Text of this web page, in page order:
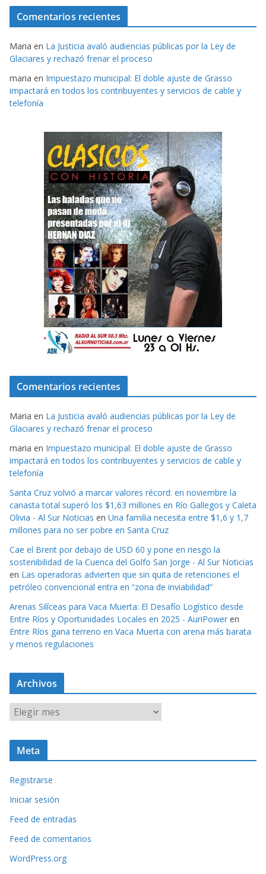
Comentarios recientes
Maria en La Justicia avaló audiencias públicas por la Ley de
Glaciares y rechazó frenar el proceso
maria en Impuestazo municipal: El doble ajuste de Grasso
impactará en todos los contribuyentes y servicios de cable y
telefonía
Comentarios recientes
Maria en La Justicia avaló audiencias públicas por la Ley de
Glaciares y rechazó frenar el proceso
maria en Impuestazo municipal: El doble ajuste de Grasso
impactará en todos los contribuyentes y servicios de cable y
telefonía
Santa Cruz volvió a marcar valores récord: en noviembre la
canasta total superó los $1,63 millones en Río Gallegos y Caleta
Olivia - Al Sur Noticias en Una familia necesita entre $1,6 y 1,7
millones para no ser pobre en Santa Cruz
Cae el Brent por debajo de USD 60 y pone en riesgo la
sostenibilidad de la Cuenca del Golfo San Jorge - Al Sur Noticias
en Las operadoras advierten que sin quita de retenciones el
petróleo convencional entra en “zona de inviabilidad”
Arenas Silíceas para Vaca Muerta: El Desafío Logístico desde
Entre Ríos y Oportunidades Locales en 2025 - AuriPower en
Entre Ríos gana terreno en Vaca Muerta con arena más barata
y menos regulaciones
Archivos
r
c
v
o
Meta
Registrarse
Iniciar sesión
Feed de entradas
Feed de comentarios
WordPress.org